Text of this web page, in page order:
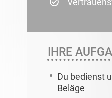
IHRE
Du bedienst
Beläge